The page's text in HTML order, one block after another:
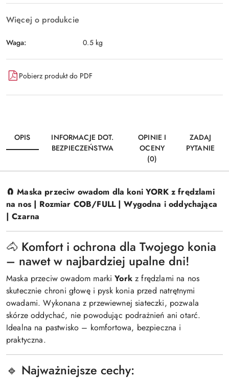
Więcej o produkcie
Waga: 0.5 kg
Pobierz produkt do PDF
OPIS
INFORMACJE DOT.
BEZPIECZEŃSTWA
OPINIE I
OCENY
(0)
ZADAJ
PYTANIE
🧲 Maska przeciw owadom dla koni YORK z frędzlami
na nos | Rozmiar COB/FULL | Wygodna i oddychająca
| Czarna
🐴 Komfort i ochrona dla Twojego konia
– nawet w najbardziej upalne dni!
Maska przeciw owadom markiYorkz frędzlami na nos
skutecznie chroni głowę i pysk konia przed natrętnymi
owadami. Wykonana z przewiewnej siateczki, pozwala
skórze oddychać, nie powodując podrażnień ani otarć.
Idealna na pastwisko – komfortowa, bezpieczna i
praktyczna.
🔹 Najważniejsze cechy: